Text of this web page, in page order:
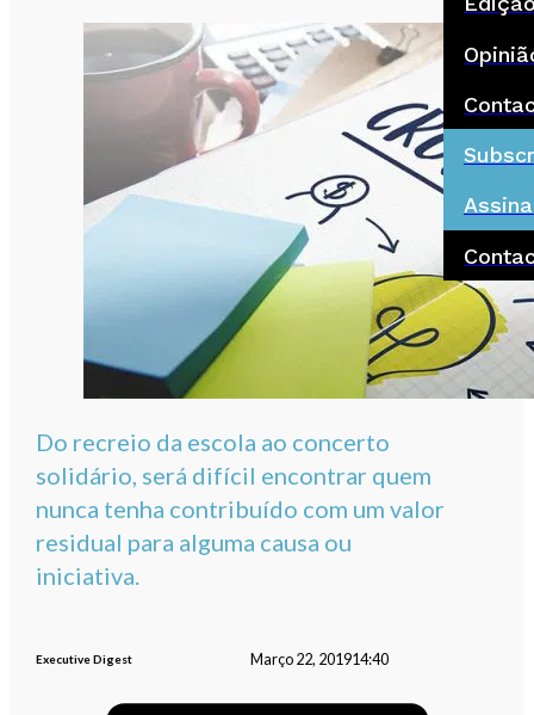
Do recreio da escola ao concerto
solidário, será difícil encontrar quem
nunca tenha contribuído com um valor
residual para alguma causa ou
iniciativa.
Executive Digest Março 22, 201914:40